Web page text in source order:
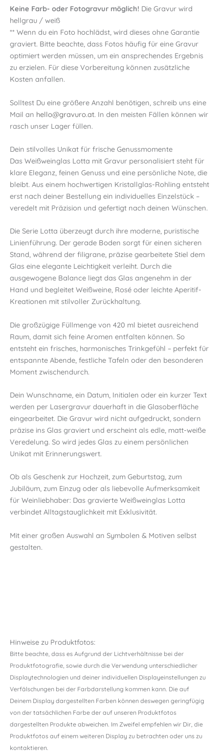
Keine Farb- oder Fotogravur möglich! Die Gravur wird
hellgrau / weiß
** Wenn du ein Foto hochlädst, wird dieses ohne Garantie
graviert. Bitte beachte, dass Fotos häufig für eine Gravur
optimiert werden müssen, um ein ansprechendes Ergebnis
zu erzielen. Für diese Vorbereitung können zusätzliche
Kosten anfallen.
Solltest Du eine größere Anzahl benötigen, schreib uns eine
Mail an hello@gravuro.at. In den meisten Fällen können wir
rasch unser Lager füllen.
Dein stilvolles Unikat für frische Genussmomente
Das Weißweinglas Lotta mit Gravur personalisiert steht für
klare Eleganz, feinen Genuss und eine persönliche Note, die
bleibt. Aus einem hochwertigen Kristallglas-Rohling entsteht
erst nach deiner Bestellung ein individuelles Einzelstück –
veredelt mit Präzision und gefertigt nach deinen Wünschen.
Die Serie Lotta überzeugt durch ihre moderne, puristische
Linienführung. Der gerade Boden sorgt für einen sicheren
Stand, während der filigrane, präzise gearbeitete Stiel dem
Glas eine elegante Leichtigkeit verleiht. Durch die
ausgewogene Balance liegt das Glas angenehm in der
Hand und begleitet Weißweine, Rosé oder leichte Aperitif-
Kreationen mit stilvoller Zurückhaltung.
Die großzügige Füllmenge von 420 ml bietet ausreichend
Raum, damit sich feine Aromen entfalten können. So
entsteht ein frisches, harmonisches Trinkgefühl – perfekt für
entspannte Abende, festliche Tafeln oder den besonderen
Moment zwischendurch.
Dein Wunschname, ein Datum, Initialen oder ein kurzer Text
werden per Lasergravur dauerhaft in die Glasoberfläche
eingearbeitet. Die Gravur wird nicht aufgedruckt, sondern
präzise ins Glas graviert und erscheint als edle, matt-weiße
Veredelung. So wird jedes Glas zu einem persönlichen
Unikat mit Erinnerungswert.
Ob als Geschenk zur Hochzeit, zum Geburtstag, zum
Jubiläum, zum Einzug oder als liebevolle Aufmerksamkeit
für Weinliebhaber: Das gravierte Weißweinglas Lotta
verbindet Alltagstauglichkeit mit Exklusivität.
Mit einer großen Auswahl an Symbolen & Motiven selbst
gestalten.
Hinweise zu Produktfotos:
Bitte beachte, dass es Aufgrund der Lichtverhältnisse bei der
Produktfotografie, sowie durch die Verwendung unterschiedlicher
Displaytechnologien und deiner individuellen Displayeinstellungen zu
Verfälschungen bei der Farbdarstellung kommen kann. Die auf
Deinem Display dargestellten Farben können deswegen geringfügig
von der tatsächlichen Farbe der auf unseren Produktfotos
dargestellten Produkte abweichen. Im Zweifel empfehlen wir Dir, die
Produktfotos auf einem weiteren Display zu betrachten oder uns zu
kontaktieren.